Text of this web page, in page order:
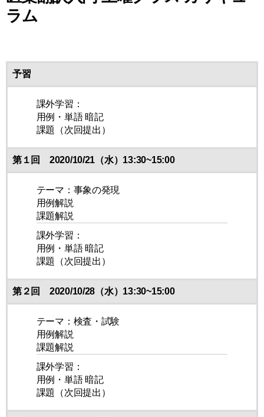
ラム
予習
課外学習：
用例・単語 暗記
課題（次回提出）
第１回 2020/10/21（水）13:30~15:00
テーマ：事象の発現
用例解説
課題解説
課外学習：
用例・単語 暗記
課題（次回提出）
第２回 2020/10/28（水）13:30~15:00
テーマ：検査・試験
用例解説
課題解説
課外学習：
用例・単語 暗記
課題（次回提出）